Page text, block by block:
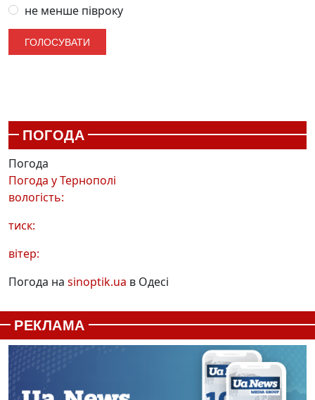
не менше півроку
ПОГОДА
Погода
Погода уТернополі
вологість:
тиск:
вітер:
Погода на sinoptik.ua в Одесі
РЕКЛАМА